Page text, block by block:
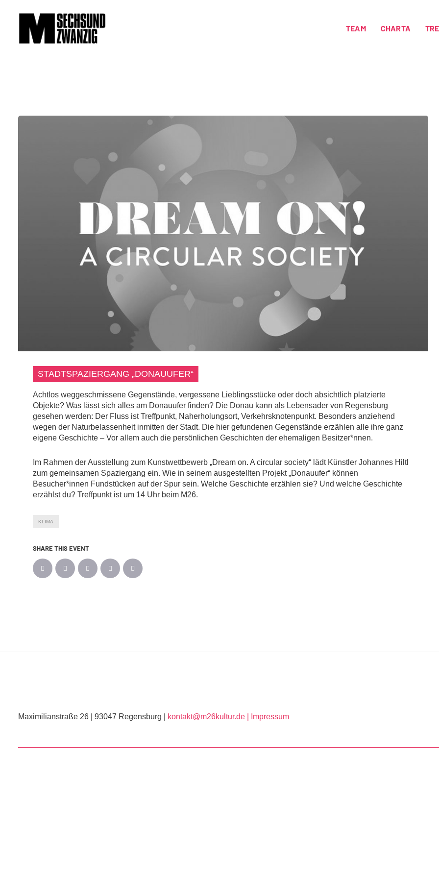
TEAM CHARTA
STADTSPAZIERGANG „DONAUUFER“
Achtlos weggeschmissene Gegenstände, vergessene Lieblingsstücke oder doch absichtlich platzierte
Objekte? Was lässt sich alles am Donauufer finden? Die Donau kann als Lebensader von Regensburg
gesehen werden: Der Fluss ist Treffpunkt, Naherholungsort, Verkehrsknotenpunkt. Besonders anziehend
wegen der Naturbelassenheit inmitten der Stadt. Die hier gefundenen Gegenstände erzählen alle ihre ganz
eigene Geschichte – Vor allem auch die persönlichen Geschichten der ehemaligen Besitzer*nnen.
Im Rahmen der Ausstellung zum Kunstwettbewerb „Dream on. A circular society“ lädt Künstler Johannes Hiltl
zum gemeinsamen Spaziergang ein. Wie in seinem ausgestellten Projekt „Donauufer“ können
Besucher*innen Fundstücken auf der Spur sein. Welche Geschichte erzählen sie? Und welche Geschichte
erzählst du? Treffpunkt ist um 14 Uhr beim M26.
KLIMA
SHARE THIS EVENT
Maximilianstraße 26 | 93047 Regensburg | kontakt@m26kultur.de | Impressum